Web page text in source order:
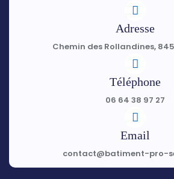
Adresse
Chemin des Rollandines,
Téléphone
06 64 38 97 27
Email
contact@batiment-pro-